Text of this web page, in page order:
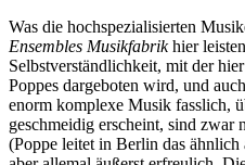
Was die hochspezialisierten
Ensembles Musikfabrikhier
Selbstverständlichkeit, mit der
Poppes dargeboten wird, und
enorm komplexe Musik fasslich,
geschmeidig erscheint, sind zwar
(Poppe leitet in Berlin das ähnlich